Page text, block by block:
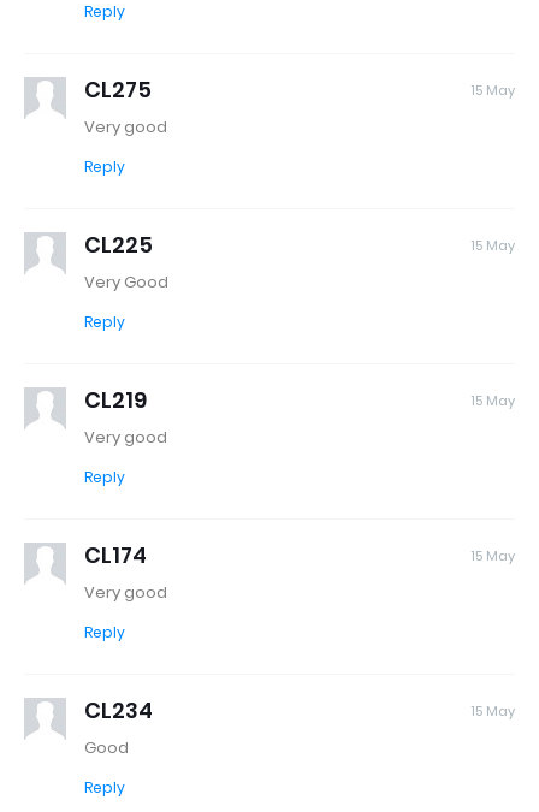
Reply
CL275 15 May
Very good
Reply
CL225 15 May
Very Good
Reply
CL219 15 May
Very good
Reply
CL174 15 May
Very good
Reply
CL234 15 May
Good
Reply